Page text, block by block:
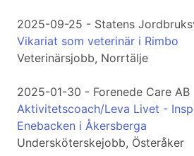
2025-09-25 - Statens
Vikariat som veterinär i Rimbo
Veterinärsjobb, Norrtälje
2025-01-30 - Forenede Care AB
Aktivitetscoach/Leva Livet -
Enebacken i Åkersberga
Undersköterskejobb, Österåker